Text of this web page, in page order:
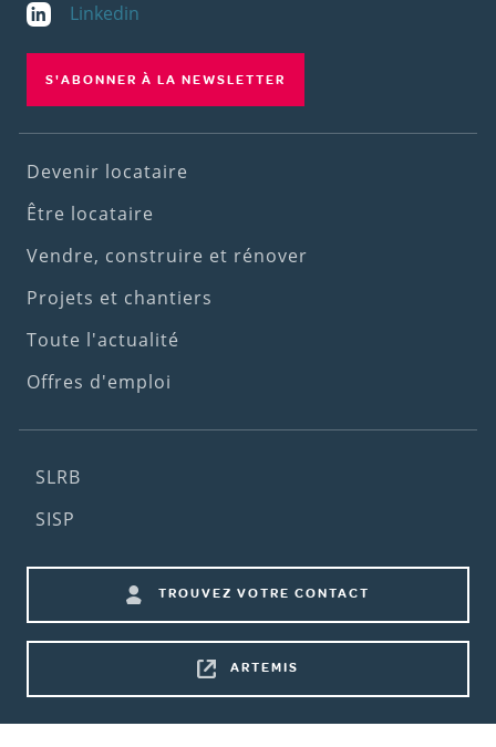
Linkedin
S'ABONNER À LA NEWSLETTER
Footer
(1st
menu)
Devenir locataire
Être locataire
Vendre, construire et rénover
Projets et chantiers
Toute l'actualité
Offres d'emploi
Footer
(2nd
SLRB
SISP
Footer
shortcuts
TROUVEZ VOTRE CONTACT
ARTEMIS